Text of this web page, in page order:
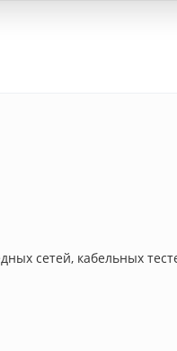
сетей, кабельных